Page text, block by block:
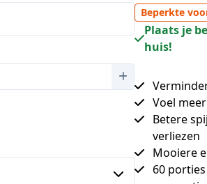
Beperkte
Plaats je
huis!
Voel
Betere
verliezen
Mooiere
60